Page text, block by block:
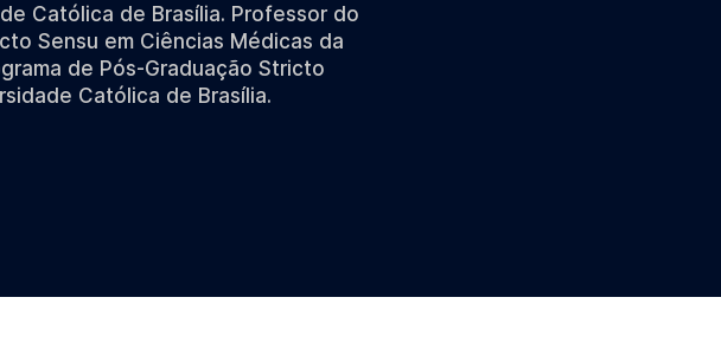
Católica de Brasília. Professor do
Sensu em Ciências Médicas da
de Pós-Graduação Stricto
Católica de Brasília.